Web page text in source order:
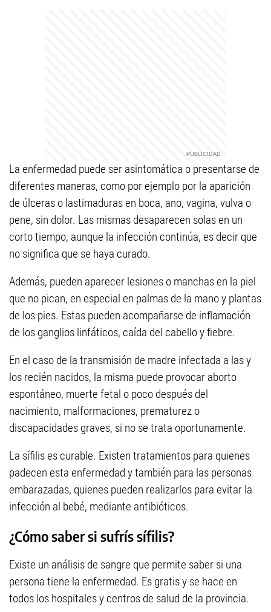
La enfermedad puede ser asintomática o presentarse de
diferentes maneras, como por ejemplo por la aparición
de úlceras o lastimaduras en boca, ano, vagina, vulva o
pene, sin dolor. Las mismas desaparecen solas en un
corto tiempo, aunque la infección continúa, es decir que
no significa que se haya curado.
Además, pueden aparecer lesiones o manchas en la piel
que no pican, en especial en palmas de la mano y plantas
de los pies. Estas pueden acompañarse de inflamación
de los ganglios linfáticos, caída del cabello y fiebre.
En el caso de la transmisión de madre infectada a las y
los recién nacidos, la misma puede provocar aborto
espontáneo, muerte fetal o poco después del
nacimiento, malformaciones, prematurez o
discapacidades graves, si no se trata oportunamente.
La sífilis es curable. Existen tratamientos para quienes
padecen esta enfermedad y también para las personas
embarazadas, quienes pueden realizarlos para evitar la
infección al bebé, mediante antibióticos.
¿Cómo saber si sufrís sífilis?
Existe un análisis de sangre que permite saber si una
persona tiene la enfermedad. Es gratis y se hace en
todos los hospitales y centros de salud de la provincia.